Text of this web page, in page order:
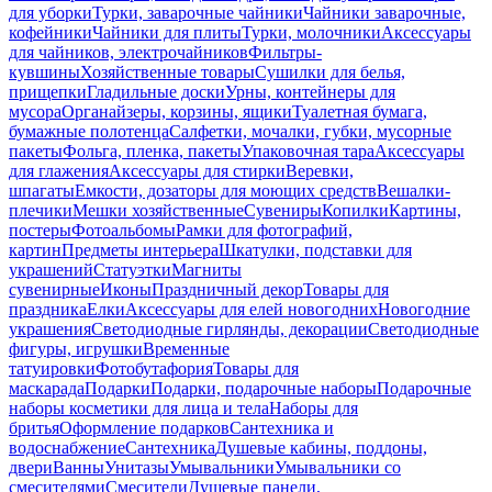
для уборкиТурки, заварочные чайникиЧайники заварочные,
кофейникиЧайники для плитыТурки, молочникиАксессуары
для чайников, электрочайниковФильтры-
кувшиныХозяйственные товарыСушилки для белья,
прищепкиГладильные доскиУрны, контейнеры для
мусораОрганайзеры, корзины, ящикиТуалетная бумага,
бумажные полотенцаСалфетки, мочалки, губки, мусорные
пакетыФольга, пленка, пакетыУпаковочная тараАксессуары
для глаженияАксессуары для стиркиВеревки,
шпагатыЕмкости, дозаторы для моющих средствВешалки-
плечикиМешки хозяйственныеСувенирыКопилкиКартины,
постерыФотоальбомыРамки для фотографий,
картинПредметы интерьераШкатулки, подставки для
украшенийСтатуэткиМагниты
сувенирныеИконыПраздничный декорТовары для
праздникаЕлкиАксессуары для елей новогоднихНовогодние
украшенияСветодиодные гирлянды, декорацииСветодиодные
фигуры, игрушкиВременные
татуировкиФотобутафорияТовары для
маскарадаПодаркиПодарки, подарочные наборыПодарочные
наборы косметики для лица и телаНаборы для
бритьяОформление подарковСантехника и
водоснабжениеСантехникаДушевые кабины, поддоны,
двериВанныУнитазыУмывальникиУмывальники со
смесителямиСмесителиДушевые панели,